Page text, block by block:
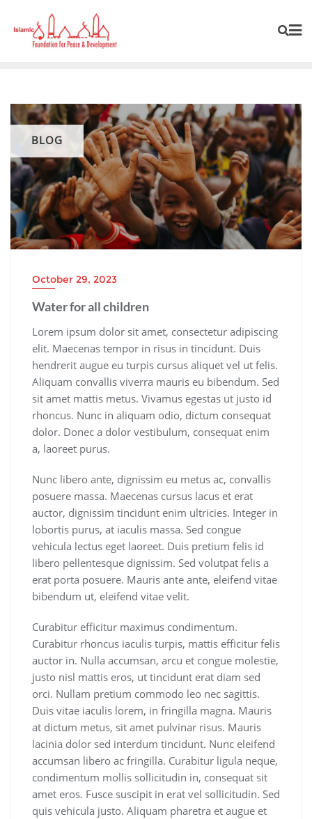
BLOG
October 29, 2023
Water for all children
Lorem ipsum dolor sit amet, consectetur adipiscing
elit. Maecenas tempor in risus in tincidunt. Duis
hendrerit augue eu turpis cursus aliquet vel ut felis.
Aliquam convallis viverra mauris eu bibendum. Sed
sit amet mattis metus. Vivamus egestas ut justo id
rhoncus. Nunc in aliquam odio, dictum consequat
dolor. Donec a dolor vestibulum, consequat enim
a, laoreet purus.
Nunc libero ante, dignissim eu metus ac, convallis
posuere massa. Maecenas cursus lacus et erat
auctor, dignissim tincidunt enim ultricies. Integer in
lobortis purus, at iaculis massa. Sed congue
vehicula lectus eget laoreet. Duis pretium felis id
libero pellentesque dignissim. Sed volutpat felis a
erat porta posuere. Mauris ante ante, eleifend vitae
bibendum ut, eleifend vitae velit.
Curabitur efficitur maximus condimentum.
Curabitur rhoncus iaculis turpis, mattis efficitur felis
auctor in. Nulla accumsan, arcu et congue molestie,
justo nisl mattis eros, ut tincidunt erat diam sed
orci. Nullam pretium commodo leo nec sagittis.
Duis vitae iaculis lorem, in fringilla magna. Mauris
at dictum metus, sit amet pulvinar risus. Mauris
lacinia dolor sed interdum tincidunt. Nunc eleifend
accumsan libero ac fringilla. Curabitur ligula neque,
condimentum mollis sollicitudin in, consequat sit
amet eros. Fusce suscipit in erat vel sollicitudin. Sed
quis vehicula justo. Aliquam pharetra et augue et